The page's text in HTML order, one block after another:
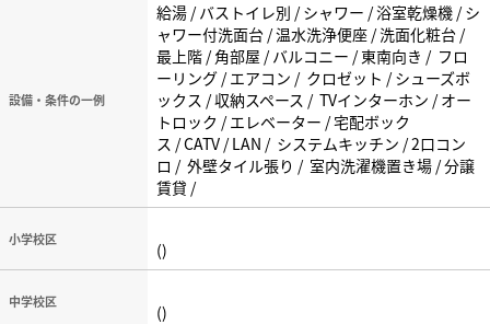
設備・条件の一例
給湯 / バストイレ別 / シャワー / 浴室乾燥機 / シ
ャワー付洗面台 / 温水洗浄便座 / 洗面化粧台 /
最上階 / 角部屋 / バルコニー / 東南向き / フロ
ーリング / エアコン / クロゼット / シューズボ
ックス / 収納スペース / TVインターホン / オー
トロック / エレベーター / 宅配ボック
ス / CATV / LAN / システムキッチン / 2口コン
ロ / 外壁タイル張り / 室内洗濯機置き場 / 分譲
賃貸 /
小学校区 ()
中学校区 ()